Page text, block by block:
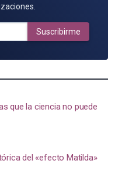
Suscribirme
que la ciencia no puede
del «efecto Matilda»